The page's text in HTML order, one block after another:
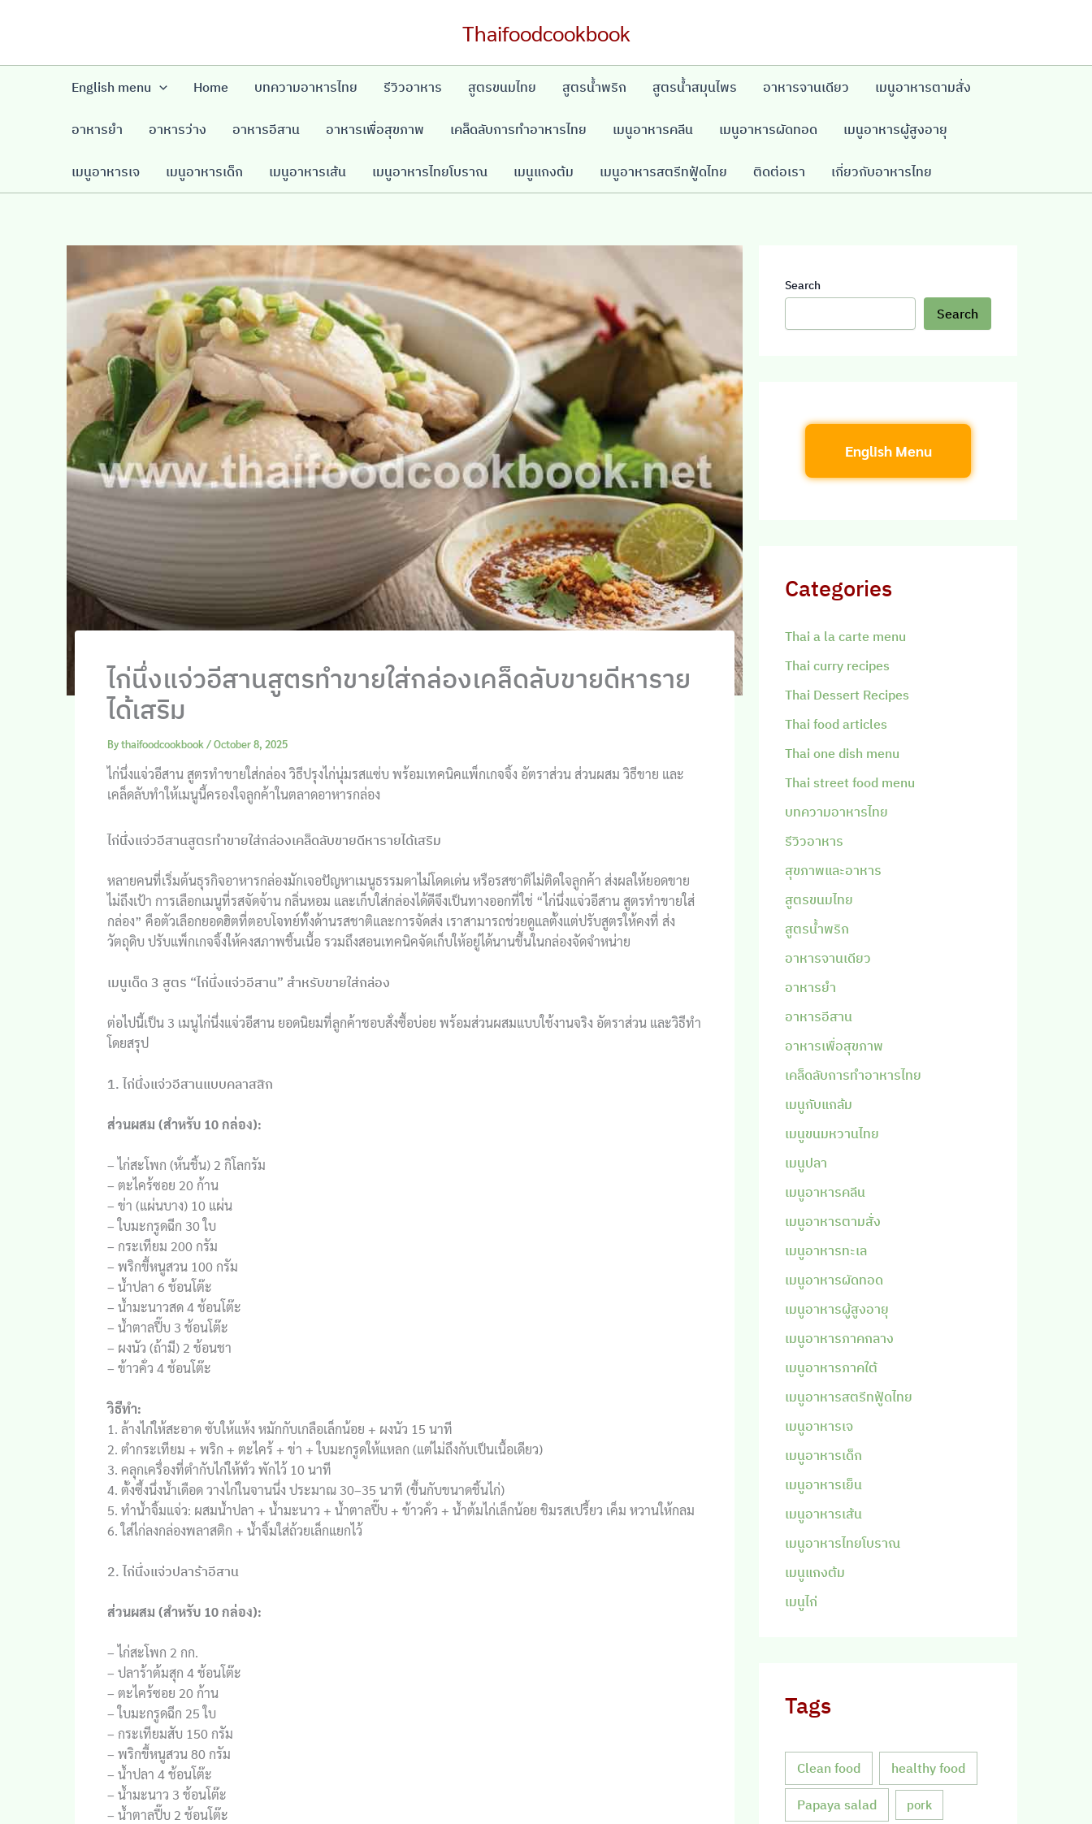
Thaifoodcookbook
English menu Home บทความอาหารไทย รีวิวอาหาร สูตรขนมไทย สูตรน้ำพริก สูตรน้ำสมุนไพร อาหารจานเดียว เมนูอาหารตามสั่ง
อาหารยำ อาหารว่าง อาหารอีสาน อาหารเพื่อสุขภาพ เคล็ดลับการทำอาหารไทย เมนูอาหารคลีน เมนูอาหารผัดทอด เมนูอาหารผู้สูงอายุ
เมนูอาหารเจ เมนูอาหารเด็ก เมนูอาหารเส้น เมนูอาหารไทยโบราณ เมนูแกงต้ม เมนูอาหารสตรีทฟู้ดไทย ติดต่อเรา เกี่ยวกับอาหารไทย
ไก่นึ่งแจ่วอีสานสูตรทำขายใส่กล่องเคล็ดลับขายดีหาราย
ได้เสริม
Bythaifoodcookbook /October 8, 2025
ไก่นึ่งแจ่วอีสาน สูตรทำขายใส่กล่อง วิธีปรุงไก่นุ่มรสแซ่บ พร้อมเทคนิคแพ็กเกจจิ้ง อัตราส่วน ส่วนผสม วิธีขาย และ
เคล็ดลับทำให้เมนูนี้ครองใจลูกค้าในตลาดอาหารกล่อง
ไก่นึ่งแจ่วอีสานสูตรทำขายใส่กล่องเคล็ดลับขายดีหารายได้เสริม
หลายคนที่เริ่มต้นธุรกิจอาหารกล่องมักเจอปัญหาเมนูธรรมดาไม่โดดเด่น หรือรสชาติไม่ติดใจลูกค้า ส่งผลให้ยอดขาย
ไม่ถึงเป้า การเลือกเมนูที่รสจัดจ้าน กลิ่นหอม และเก็บใส่กล่องได้ดีจึงเป็นทางออกที่ใช่ “ไก่นึ่งแจ่วอีสาน สูตรทำขายใส่
กล่อง” คือตัวเลือกยอดฮิตที่ตอบโจทย์ทั้งด้านรสชาติและการจัดส่ง เราสามารถช่วยดูแลตั้งแต่ปรับสูตรให้คงที่ ส่ง
วัตถุดิบ ปรับแพ็กเกจจิ้งให้คงสภาพชิ้นเนื้อ รวมถึงสอนเทคนิคจัดเก็บให้อยู่ได้นานขึ้นในกล่องจัดจำหน่าย
เมนูเด็ด 3 สูตร “ไก่นึ่งแจ่วอีสาน” สำหรับขายใส่กล่อง
ต่อไปนี้เป็น 3 เมนูไก่นึ่งแจ่วอีสาน ยอดนิยมที่ลูกค้าชอบสั่งซื้อบ่อย พร้อมส่วนผสมแบบใช้งานจริง อัตราส่วน และวิธีทำ
โดยสรุป
1. ไก่นึ่งแจ่วอีสานแบบคลาสสิก
ส่วนผสม (สำหรับ 10 กล่อง):
– ไก่สะโพก (หั่นชิ้น) 2 กิโลกรัม
– ตะไคร้ซอย 20 ก้าน
– ข่า (แผ่นบาง) 10 แผ่น
– ใบมะกรูดฉีก 30 ใบ
– กระเทียม 200 กรัม
– พริกขี้หนูสวน 100 กรัม
– น้ำปลา 6 ช้อนโต๊ะ
– น้ำมะนาวสด 4 ช้อนโต๊ะ
– น้ำตาลปี๊บ 3 ช้อนโต๊ะ
– ผงนัว (ถ้ามี) 2 ช้อนชา
– ข้าวคั่ว 4 ช้อนโต๊ะ
วิธีทำ:
1. ล้างไก่ให้สะอาด ซับให้แห้ง หมักกับเกลือเล็กน้อย + ผงนัว 15 นาที
2. ตำกระเทียม + พริก + ตะไคร้ + ข่า + ใบมะกรูดให้แหลก (แต่ไม่ถึงกับเป็นเนื้อเดียว)
3. คลุกเครื่องที่ตำกับไก่ให้ทั่ว พักไว้ 10 นาที
4. ตั้งซึ้งนึ่งน้ำเดือด วางไก่ในจานนึ่ง ประมาณ 30–35 นาที (ขึ้นกับขนาดชิ้นไก่)
5. ทำน้ำจิ้มแจ่ว: ผสมน้ำปลา + น้ำมะนาว + น้ำตาลปี๊บ + ข้าวคั่ว + น้ำต้มไก่เล็กน้อย ชิมรสเปรี้ยว เค็ม หวานให้กลม
6. ใส่ไก่ลงกล่องพลาสติก + น้ำจิ้มใส่ถ้วยเล็กแยกไว้
2. ไก่นึ่งแจ่วปลาร้าอีสาน
ส่วนผสม (สำหรับ 10 กล่อง):
– ไก่สะโพก 2 กก.
– ปลาร้าต้มสุก 4 ช้อนโต๊ะ
– ตะไคร้ซอย 20 ก้าน
– ใบมะกรูดฉีก 25 ใบ
– กระเทียมสับ 150 กรัม
– พริกขี้หนูสวน 80 กรัม
– น้ำปลา 4 ช้อนโต๊ะ
– น้ำมะนาว 3 ช้อนโต๊ะ
– น้ำตาลปี๊บ 2 ช้อนโต๊ะ
Search
Search
English Menu
Categories
Thai a la carte menu
Thai curry recipes
Thai Dessert Recipes
Thai food articles
Thai one dish menu
Thai street food menu
บทความอาหารไทย
รีวิวอาหาร
สุขภาพและอาหาร
สูตรขนมไทย
สูตรน้ำพริก
อาหารจานเดียว
อาหารยำ
อาหารอีสาน
อาหารเพื่อสุขภาพ
เคล็ดลับการทำอาหารไทย
เมนูกับแกล้ม
เมนูขนมหวานไทย
เมนูปลา
เมนูอาหารคลีน
เมนูอาหารตามสั่ง
เมนูอาหารทะเล
เมนูอาหารผัดทอด
เมนูอาหารผู้สูงอายุ
เมนูอาหารภาคกลาง
เมนูอาหารภาคใต้
เมนูอาหารสตรีทฟู้ดไทย
เมนูอาหารเจ
เมนูอาหารเด็ก
เมนูอาหารเย็น
เมนูอาหารเส้น
เมนูอาหารไทยโบราณ
เมนูแกงต้ม
เมนูไก่
Tags
Clean food healthy food
Papaya salad pork